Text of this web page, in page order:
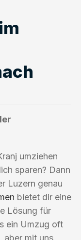
umziehen
sparen? Dann
Luzern genau
bietet dir eine
Lösung für
ein Umzug oft
aber mit uns